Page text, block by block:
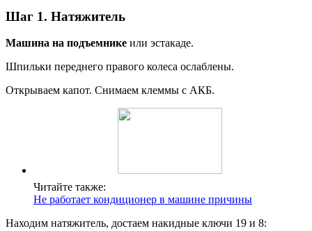
Шаг 1. Натяжитель
Машина на подъемнике или эстакаде.
Шпильки переднего правого колеса ослаблены.
Открываем капот. Снимаем клеммы с АКБ.
Читайте также:
Не работает кондиционер в машине причины
Находим натяжитель, достаем накидные ключи 19 и 8: